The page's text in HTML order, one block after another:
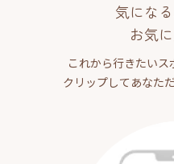
気にな
お気
これから行きたい
クリップしてあなた